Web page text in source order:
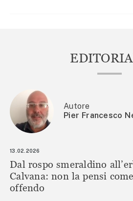
Autore
Pier Francesco
13.02.2026
Dal rospo smeraldino
Calvana: non la pensi
offendo